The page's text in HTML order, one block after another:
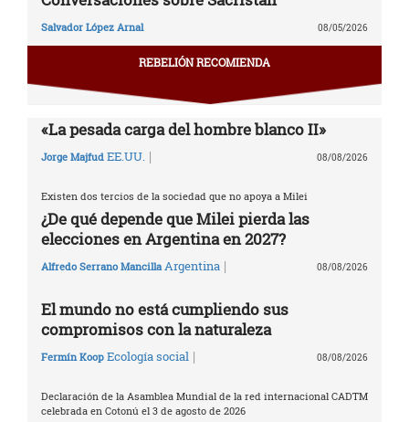
Salvador López Arnal 08/05/2026
REBELIÓN RECOMIENDA
«La pesada carga del hombre blanco II»
Jorge Majfud EE.UU. | 08/08/2026
Existen dos tercios de la sociedad que no apoya a Milei
¿De qué depende que Milei pierda las
elecciones en Argentina en 2027?
Alfredo Serrano Mancilla Argentina | 08/08/2026
El mundo no está cumpliendo sus
compromisos con la naturaleza
Fermín Koop Ecología social | 08/08/2026
Declaración de la Asamblea Mundial de la red internacional CADTM
celebrada en Cotonú el 3 de agosto de 2026